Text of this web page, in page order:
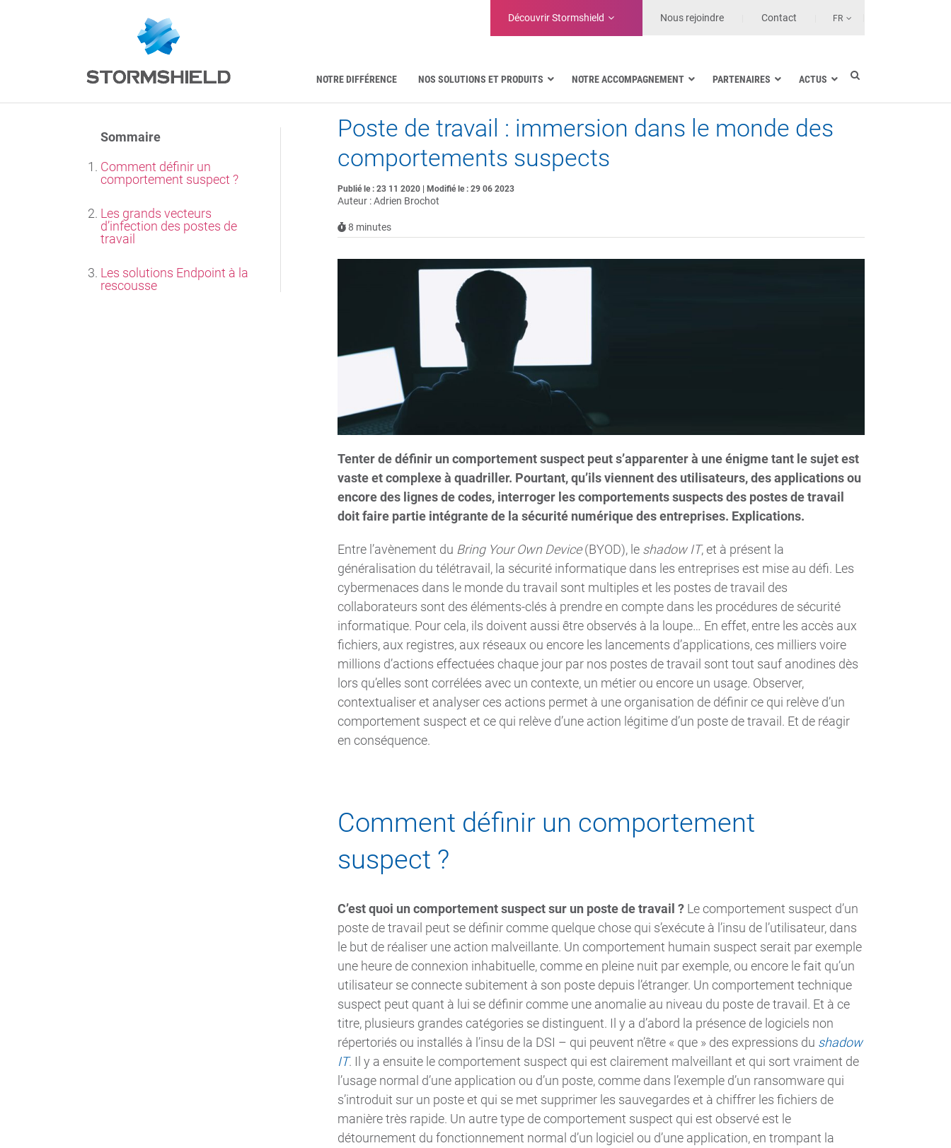
Découvrir Stormshield Nous rejoindre Contact FR
NOTRE DIFFÉRENCE NOS SOLUTIONS ET PRODUITS
Aéronautique
Administrations publiques
Communications critiques
Défense et organisations militaires
Eau
Industrie électrique
Marine
NOTRE ACCOMPAGNEMENT PARTENAIRES ACTUS
Sommaire
Comment définir un
comportement suspect ?
Les grands vecteurs
d’infection des postes de
travail
Les solutions Endpoint à la
rescousse
Poste de travail : immersion dans le monde des
comportements suspects
Publié le : 23 11 2020 | Modifié le : 29 06 2023
Auteur : Adrien Brochot
8 minutes
Tenter de définir un comportement suspect peut s’apparenter à une énigme tant le sujet est
vaste et complexe à quadriller. Pourtant, qu’ils viennent des utilisateurs, des applications ou
encore des lignes de codes, interroger les comportements suspects des postes de travail
doit faire partie intégrante de la sécurité numérique des entreprises. Explications.
Entre l’avènement du Bring Your Own Device(BYOD), le shadow IT, et à présent la
généralisation du télétravail, la sécurité informatique dans les entreprises est mise au défi. Les
cybermenaces dans le monde du travail sont multiples et les postes de travail des
collaborateurs sont des éléments-clés à prendre en compte dans les procédures de sécurité
informatique. Pour cela, ils doivent aussi être observés à la loupe… En effet, entre les accès aux
fichiers, aux registres, aux réseaux ou encore les lancements d’applications, ces milliers voire
millions d’actions effectuées chaque jour par nos postes de travail sont tout sauf anodines dès
lors qu’elles sont corrélées avec un contexte, un métier ou encore un usage. Observer,
contextualiser et analyser ces actions permet à une organisation de définir ce qui relève d’un
comportement suspect et ce qui relève d’une action légitime d’un poste de travail. Et de réagir
en conséquence.
Comment définir un comportement
suspect ?
C’est quoi un comportement suspect sur un poste de travail ? Le comportement suspect d’un
poste de travail peut se définir comme quelque chose qui s’exécute à l’insu de l’utilisateur, dans
le but de réaliser une action malveillante. Un comportement humain suspect serait par exemple
une heure de connexion inhabituelle, comme en pleine nuit par exemple, ou encore le fait qu’un
utilisateur se connecte subitement à son poste depuis l’étranger. Un comportement technique
suspect peut quant à lui se définir comme une anomalie au niveau du poste de travail. Et à ce
titre, plusieurs grandes catégories se distinguent. Il y a d’abord la présence de logiciels non
répertoriés ou installés à l’insu de la DSI – qui peuvent n’être « que » des expressions du shadow
IT. Il y a ensuite le comportement suspect qui est clairement malveillant et qui sort vraiment de
l’usage normal d’une application ou d’un poste, comme dans l’exemple d’un ransomware qui
s’introduit sur un poste et qui se met supprimer les sauvegardes et à chiffrer les fichiers de
manière très rapide. Un autre type de comportement suspect qui est observé est le
détournement du fonctionnement normal d’un logiciel ou d’une application, en trompant la